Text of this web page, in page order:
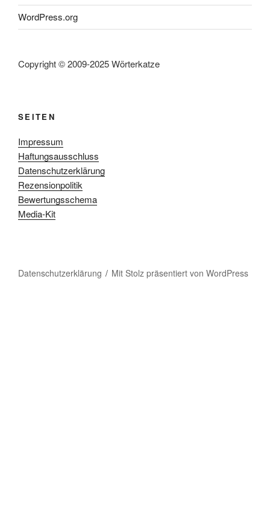
WordPress.org
Copyright © 2009-2025 Wörterkatze
SEITEN
Impressum
Haftungsausschluss
Datenschutzerklärung
Rezensionpolitik
Bewertungsschema
Media-Kit
Datenschutzerklärung Mit Stolz präsentiert von WordPress